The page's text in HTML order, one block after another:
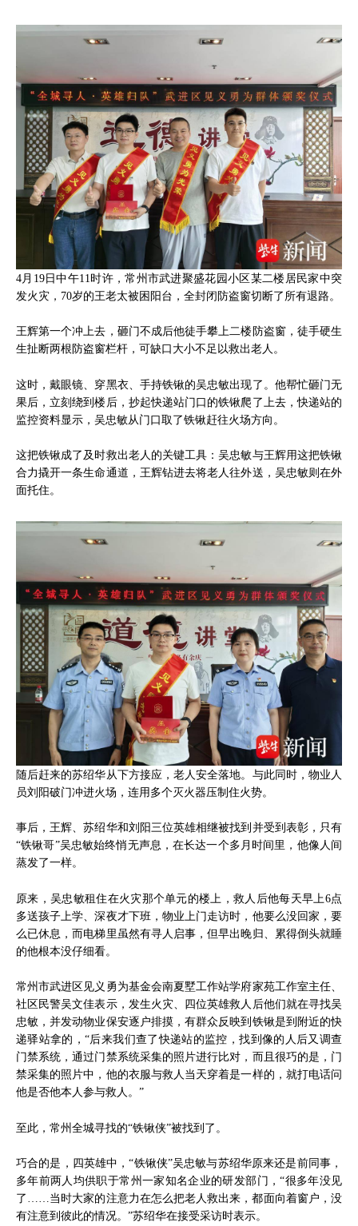
4月19日中午11时许，常州市武进聚盛花园小区某二楼居民家中突
发火灾，70岁的王老太被困阳台，全封闭防盗窗切断了所有退路。
王辉第一个冲上去，砸门不成后他徒手攀上二楼防盗窗，徒手硬生
生扯断两根防盗窗栏杆，可缺口大小不足以救出老人。
这时，戴眼镜、穿黑衣、手持铁锹的吴忠敏出现了。他帮忙砸门无
果后，立刻绕到楼后，抄起快递站门口的铁锹爬了上去，快递站的
监控资料显示，吴忠敏从门口取了铁锹赶往火场方向。
这把铁锹成了及时救出老人的关键工具：吴忠敏与王辉用这把铁锹
合力撬开一条生命通道，王辉钻进去将老人往外送，吴忠敏则在外
面托住。
随后赶来的苏绍华从下方接应，老人安全落地。与此同时，物业人
员刘阳破门冲进火场，连用多个灭火器压制住火势。
事后，王辉、苏绍华和刘阳三位英雄相继被找到并受到表彰，只有
“铁锹哥”吴忠敏始终悄无声息，在长达一个多月时间里，他像人间
蒸发了一样。
原来，吴忠敏租住在火灾那个单元的楼上，救人后他每天早上6点
多送孩子上学、深夜才下班，物业上门走访时，他要么没回家，要
么已休息，而电梯里虽然有寻人启事，但早出晚归、累得倒头就睡
的他根本没仔细看。
常州市武进区见义勇为基金会南夏墅工作站学府家苑工作室主任、
社区民警吴文佳表示，发生火灾、四位英雄救人后他们就在寻找吴
忠敏，并发动物业保安逐户排摸，有群众反映到铁锹是到附近的快
递驿站拿的，“后来我们查了快递站的监控，找到像的人后又调查
门禁系统，通过门禁系统采集的照片进行比对，而且很巧的是，门
禁采集的照片中，他的衣服与救人当天穿着是一样的，就打电话问
他是否他本人参与救人。”
至此，常州全城寻找的“铁锹侠”被找到了。
巧合的是，四英雄中，“铁锹侠”吴忠敏与苏绍华原来还是前同事，
多年前两人均供职于常州一家知名企业的研发部门，“很多年没见
了……当时大家的注意力在怎么把老人救出来，都面向着窗户，没
有注意到彼此的情况。”苏绍华在接受采访时表示。